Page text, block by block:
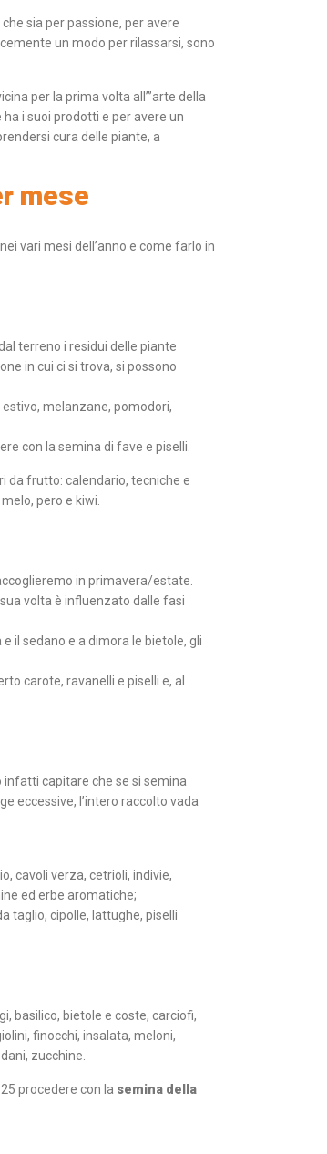
sia per passione, per avere
un modo per rilassarsi, sono
per la prima volta all’”arte della
ha i suoi prodotti e per avere un
cura delle piante, a
mese
nei vari mesi dell’anno e come farlo in
terreno i residui delle piante
in cui ci si trova, si possono
melanzane, pomodori,
con la semina di fave e piselli.
da frutto: calendario, tecniche e
pero e kiwi.
in primavera/estate.
volta è influenzato dalle fasi
il sedano e a dimora le bietole, gli
carote, ravanelli e piselli e, al
infatti capitare che se si semina
eccessive, l’intero raccolto vada
cavoli verza, cetrioli, indivie,
ed erbe aromatiche;
taglio, cipolle, lattughe, piselli
basilico, bietole e coste, carciofi,
finocchi, insalata, meloni,
zucchine.
procedere con la semina della